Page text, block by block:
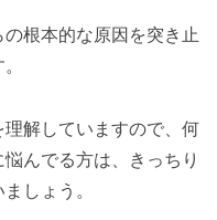
根本的な原因を突き止
解していますので、何
んでる方は、きっちり
しょう。